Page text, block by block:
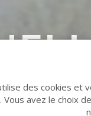
à
des cookies et
Vous avez le choix